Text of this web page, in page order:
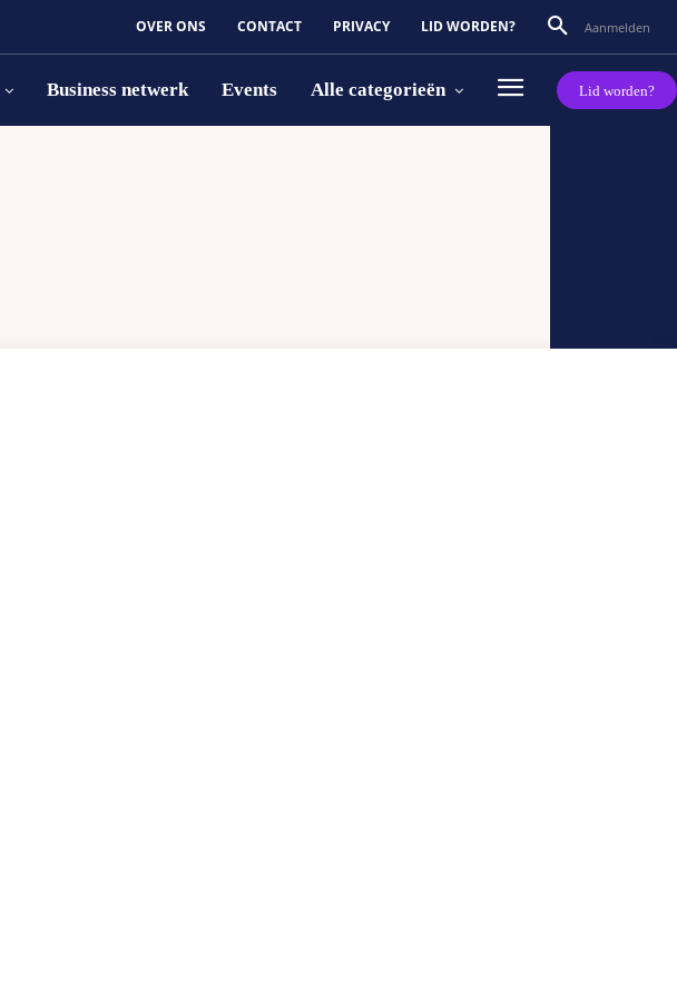
OVER ONS CONTACT PRIVACY LID WORDEN? Aanmelden
Business netwerk Events Alle categorieën Lid worden?